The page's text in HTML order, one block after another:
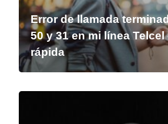
Error de llamada
50 y 31 en mi línea
rápida